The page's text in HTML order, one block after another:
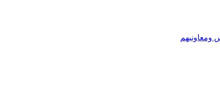
ومعاونيهم